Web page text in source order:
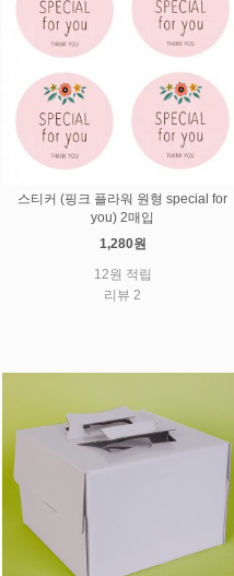
스티커 (핑크 플라워 원형 special for
you) 2매입
1,280원
12원 적립
리뷰 2